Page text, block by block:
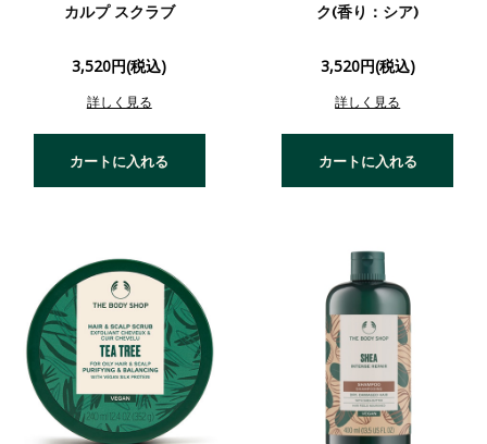
カルプ スクラブ
3,520円(税込)
詳しく見る
カートに入れる
ク(香り：シア)
3,520円(税込)
詳しく見る
カートに入れる